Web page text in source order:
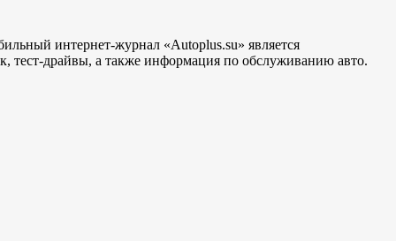
интернет-журнал «Autoplus.su» является
тест-драйвы, а также информация по обслуживанию авто.